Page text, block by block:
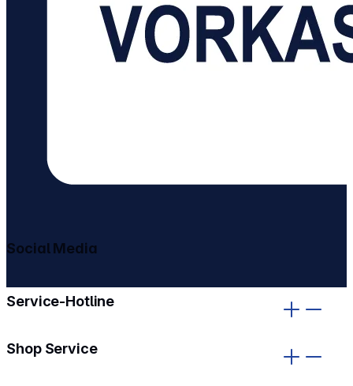
Service-Hotline
Shop Service
Social Media